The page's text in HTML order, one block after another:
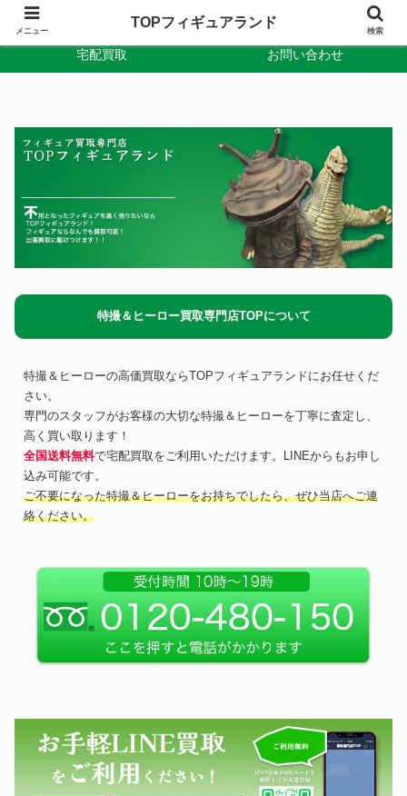
TOPフィギュアランド
宅配買取 お問い合わせ
特撮＆ヒーロー買取専門店TOPについて
特撮＆ヒーローの高価買取ならTOPフィギュアランドにお任せくだ
さい。
専門のスタッフがお客様の大切な特撮＆ヒーローを丁寧に査定し、
高く買い取ります！
全国送料無料で宅配買取をご利用いただけます。LINEからもお申し
込み可能です。
ご不要になった特撮＆ヒーローをお持ちでしたら、ぜひ当店へご連
絡ください。
メニュー
TOPフィギュアランド
検索